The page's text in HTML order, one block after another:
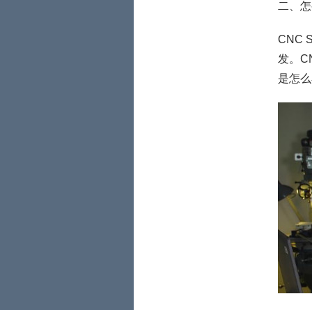
二、
CNC
发。
是怎